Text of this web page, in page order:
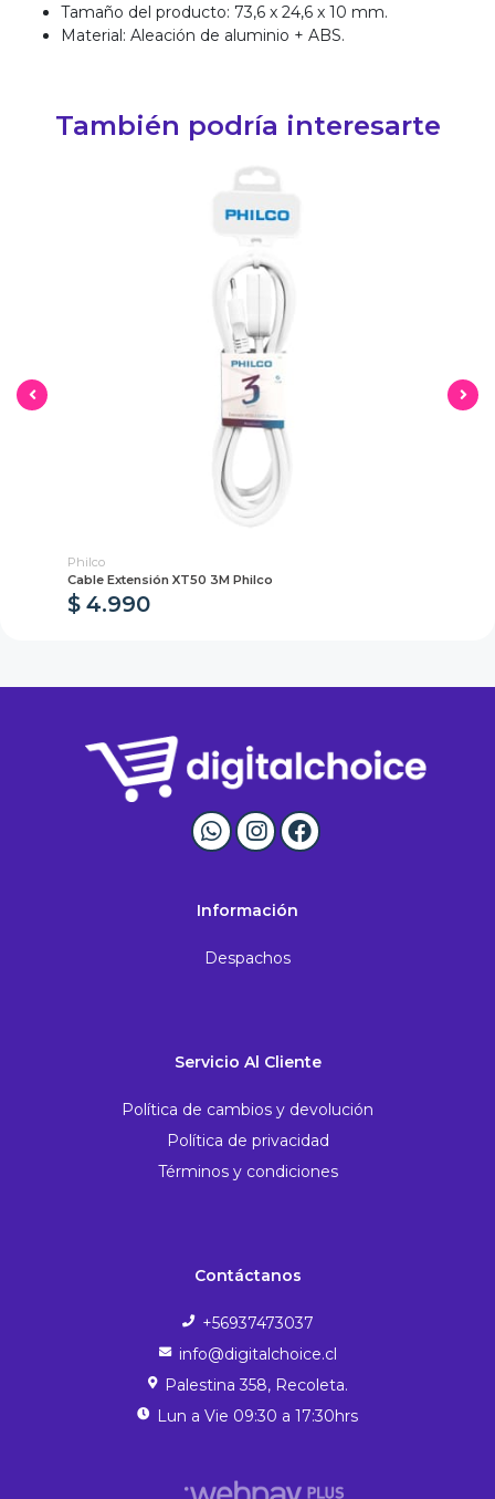
Tamaño del producto: 73,6 x 24,6 x 10 mm.
Material: Aleación de aluminio + ABS.
También podría interesarte
Philco
Cable Extensión XT50 3M Philco
$ 4.990
Información
Despachos
Servicio Al Cliente
Política de cambios y devolución
Política de privacidad
Términos y condiciones
Contáctanos
+56937473037
info@digitalchoice.cl
Palestina 358, Recoleta.
Lun a Vie 09:30 a 17:30hrs